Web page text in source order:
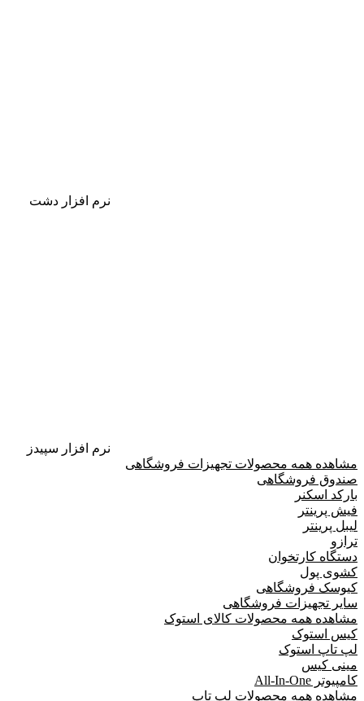
نرم افزار دشت
نرم افزار سپیدز
مشاهده همه محصولات تجهیزات فروشگاهی
صندوق فروشگاهی
بارکد اسکنر
فیش پرینتر
لیبل پرینتر
ترازو
دستگاه کارتخوان
کشوی پول
کیوسک فروشگاهی
سایر تجهیزات فروشگاهی
مشاهده همه محصولات کالای استوک
کیس استوک
لپ تاپ استوک
مینی کیس
کامپیوتر All-In-One
مشاهده همه محصولات لپ تاپ